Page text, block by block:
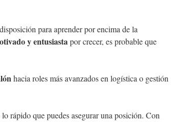
para aprender por encima de la
y entusiastapor crecer, es probable que
hacia roles más avanzados en logística o gestión
rápido que puedes asegurar una posición. Con